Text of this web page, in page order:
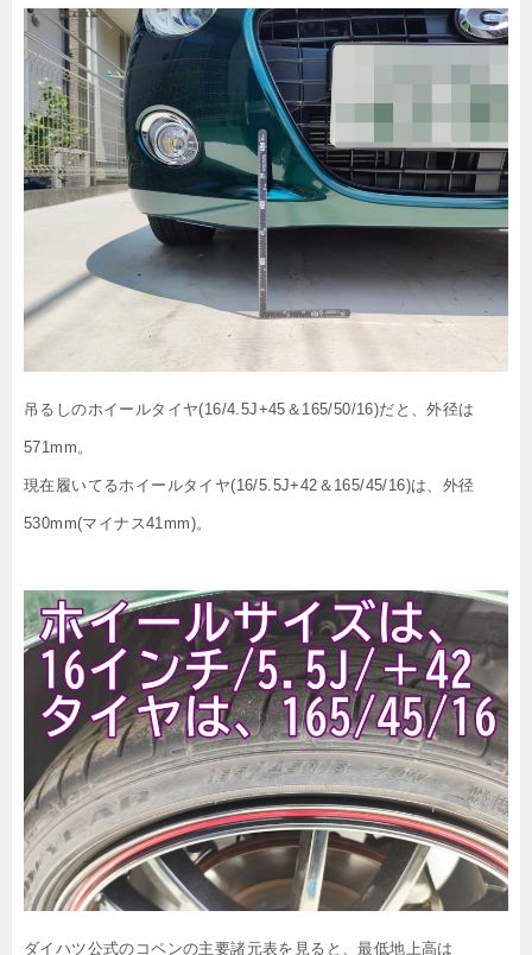
吊るしのホイールタイヤ(16/4.5J+45＆165/50/16)だと、外径は
571mm。
現在履いてるホイールタイヤ(16/5.5J+42＆165/45/16)は、外径
530mm(マイナス41mm)。
ダイハツ公式のコペンの主要諸元表を見ると、最低地上高は